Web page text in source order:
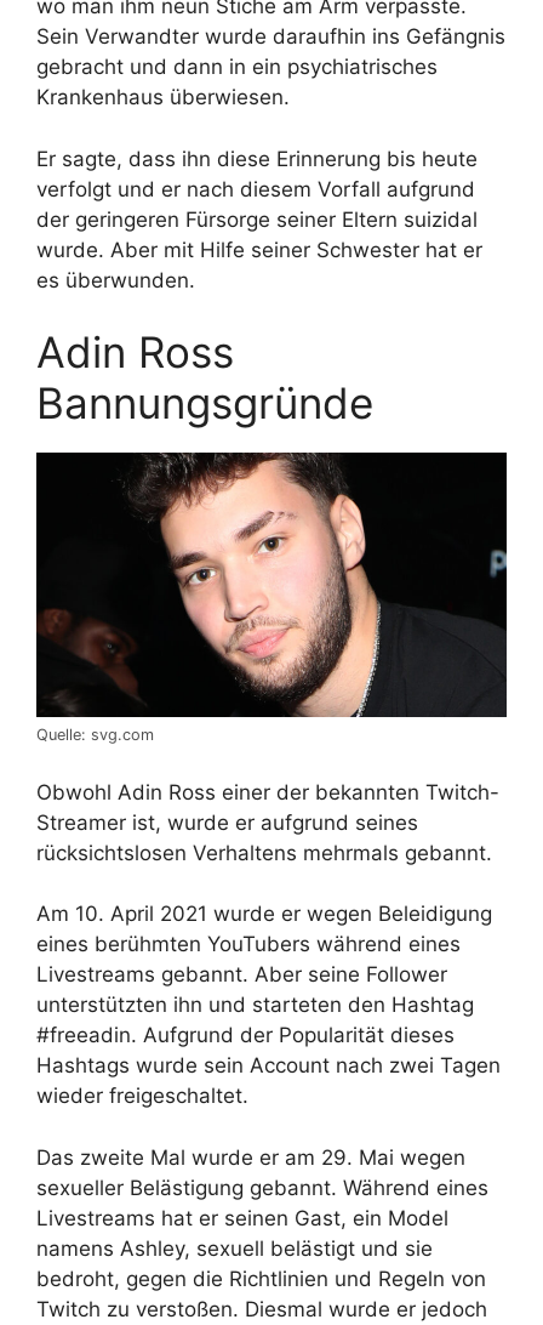
wo man ihm neun Stiche am Arm verpasste.
Sein Verwandter wurde daraufhin ins Gefängnis
gebracht und dann in ein psychiatrisches
Krankenhaus überwiesen.
Er sagte, dass ihn diese Erinnerung bis heute
verfolgt und er nach diesem Vorfall aufgrund
der geringeren Fürsorge seiner Eltern suizidal
wurde. Aber mit Hilfe seiner Schwester hat er
es überwunden.
Adin Ross
Bannungsgründe
Quelle: svg.com
Obwohl Adin Ross einer der bekannten Twitch-
Streamer ist, wurde er aufgrund seines
rücksichtslosen Verhaltens mehrmals gebannt.
Am 10. April 2021 wurde er wegen Beleidigung
eines berühmten YouTubers während eines
Livestreams gebannt. Aber seine Follower
unterstützten ihn und starteten den Hashtag
#freeadin. Aufgrund der Popularität dieses
Hashtags wurde sein Account nach zwei Tagen
wieder freigeschaltet.
Das zweite Mal wurde er am 29. Mai wegen
sexueller Belästigung gebannt. Während eines
Livestreams hat er seinen Gast, ein Model
namens Ashley, sexuell belästigt und sie
bedroht, gegen die Richtlinien und Regeln von
Twitch zu verstoßen. Diesmal wurde er jedoch